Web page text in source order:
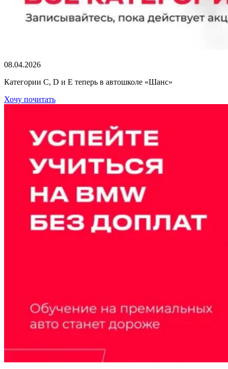
08.04.2026
Категории C, D и E теперь в автошколе «Шанс»
Хочу почитать